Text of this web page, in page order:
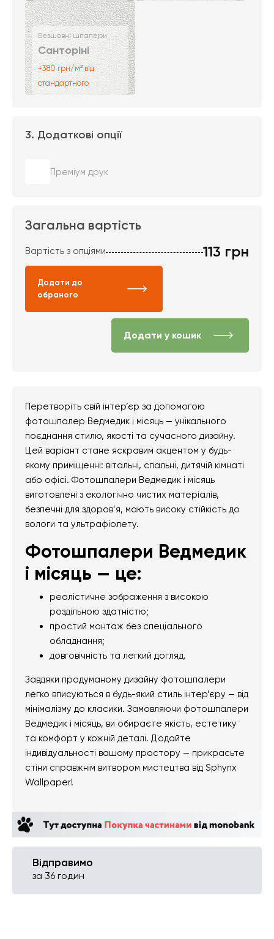
Безшовні шпалери
Санторіні
+380 грн/м² від
стандартного
3. Додаткові опції
Преміум друк
Загальна вартість
Вартість з опціями 113 грн
Додати до
обраного
Додати у кошик
Перетворіть свій інтер’єр за допомогою
фотошпалер Ведмедик і місяць — унікального
поєднання стилю, якості та сучасного дизайну.
Цей варіант стане яскравим акцентом у будь-
якому приміщенні: вітальні, спальні, дитячій кімнаті
або офісі. Фотошпалери Ведмедик і місяць
виготовлені з екологічно чистих матеріалів,
безпечні для здоров’я, мають високу стійкість до
вологи та ультрафіолету.
Фотошпалери Ведмедик
і місяць — це:
реалістичне зображення з високою
роздільною здатністю;
простий монтаж без спеціального
обладнання;
довговічність та легкий догляд.
Завдяки продуманому дизайну фотошпалери
легко вписуються в будь-який стиль інтер’єру — від
мінімалізму до класики. Замовляючи фотошпалери
Ведмедик і місяць, ви обираєте якість, естетику
та комфорт у кожній деталі. Додайте
індивідуальності вашому простору — прикрасьте
стіни справжнім витвором мистецтва від Sphynx
Wallpaper!
Відправимо
за 36 годин